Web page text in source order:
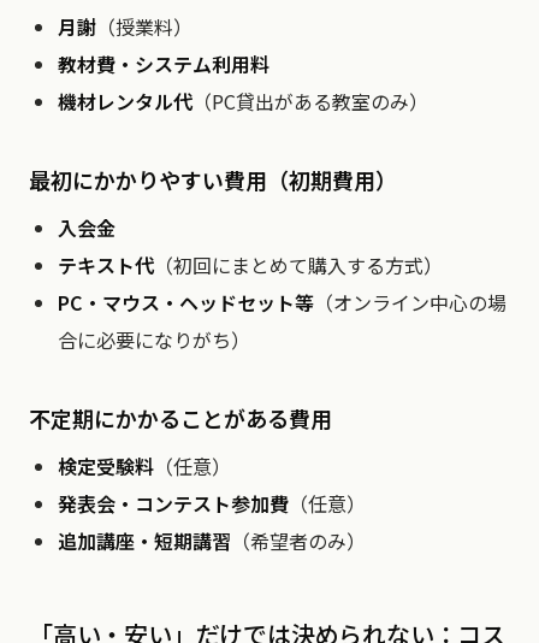
月謝 （授業料）
教材費・システム利用料
機材レンタル代 （PC貸出がある教室のみ）
最初にかかりやすい費用（初期費用）
入会金
テキスト代 （初回にまとめて購入する方式）
PC・マウス・ヘッドセット等 （オンライン中心の場
合に必要になりがち）
不定期にかかることがある費用
検定受験料 （任意）
発表会・コンテスト参加費 （任意）
追加講座・短期講習 （希望者のみ）
「高い・安い」だけでは決められない：コス